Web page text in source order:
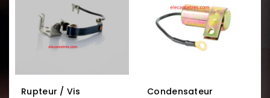
Rupteur / Vis
Condensateur